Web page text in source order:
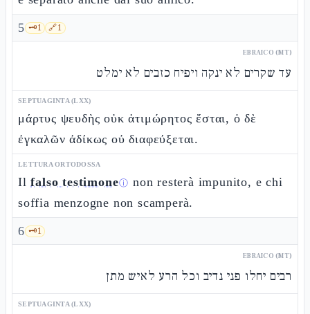
5 🗝️1 🔗1
EBRAICO (MT)
עד שקרים לא ינקה ויפיח כזבים לא ימלט
SEPTUAGINTA (LXX)
μάρτυς ψευδὴς οὐκ ἀτιμώρητος ἔσται, ὁ δὲ
ἐγκαλῶν ἀδίκως οὐ διαφεύξεται.
LETTURA ORTODOSSA
Ilfalso testimoneⓘ non resterà impunito, e chi
soffia menzogne non scamperà.
6 🗝️1
EBRAICO (MT)
רבים יחלו פני נדיב וכל הרע לאיש מתן
SEPTUAGINTA (LXX)